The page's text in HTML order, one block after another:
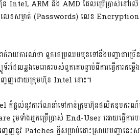
Intel, ARM និង AMD ដែលប្រើប្រាស់នៅលើ
នូវលេខសម្ងាត់ (Passwords) លេខ
ាក់រាយការណ៍ថា ពួកគេប្រឈមមុខទៅនឹងបញ្ហាជាច្រ
ែលឆ្លងមេរោគរបស់ពួកគេបន្ទាប់ពីការធ្វើការតម្ល
េញដោយក្រុមហ៊ុន Intel នោះ។
ក៏ផ្តល់នូវការណែនាំទៅកាន់ក្រុមហ៊ុនផលិតឧបករ
រួមទាំងអ្នកប្រើប្រាស់ End-User អោយធ្វើការ
នូវ Patches ថ្មីសម្រាប់ដោះស្រាយបញ្ហានេះសា